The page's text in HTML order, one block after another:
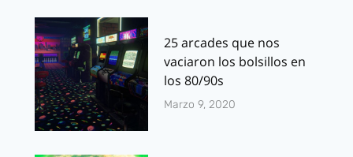
25 arcades que nos
vaciaron los bolsillos en
los 80/90s
Marzo 9, 2020